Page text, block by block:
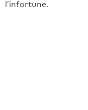
l’infortune.